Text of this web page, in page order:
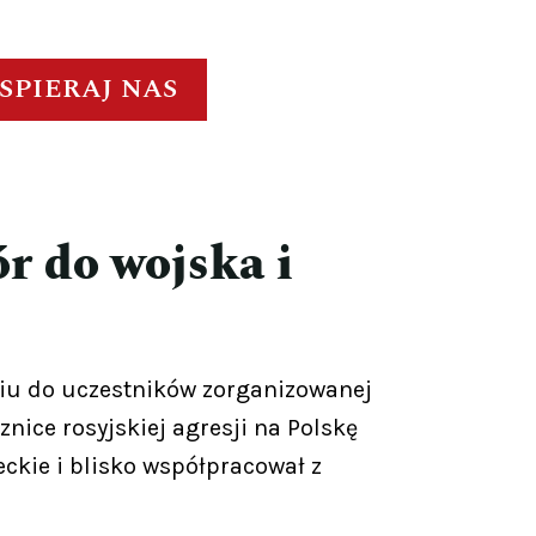
NAS
do wojska i
do uczestników zorganizowanej
rosyjskiej agresji na Polskę
i blisko współpracował z